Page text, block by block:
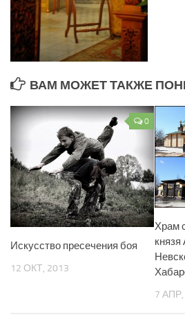
ВАМ МОЖЕТ ТАКЖЕ
0
Искусство пресечения боя
12 ОКТ, 2013
Храм
7 АПР,